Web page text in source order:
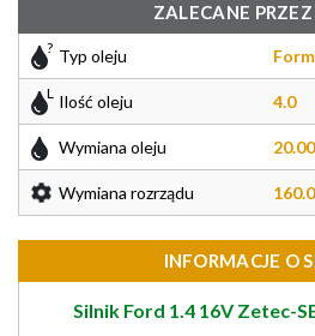
ZALECANE PRZEZ
Typ oleju
Ilość oleju 4.0
Wymiana oleju
Wymiana rozrządu
INFORMACJE O
Silnik Ford 1.4 16V Zetec-